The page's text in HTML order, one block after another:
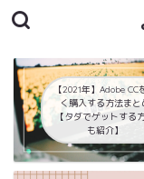
【2021年】Adobe CC
く購入する方法まと
【タダでゲットする
も紹介】